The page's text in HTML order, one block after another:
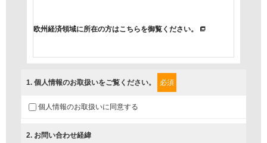
欧州経済領域に所在の方はこちらを御覧ください。
当社では、「個人情報保護方針」に基き、個人情報保護の取組
みを行っています。
取扱い、これらで定める範囲内で、サービスの提供やご案内等
1. 個人情報のお取扱いをご覧ください。 必須
個人情報のお取扱いに同意する
2. お問い合わせ経緯